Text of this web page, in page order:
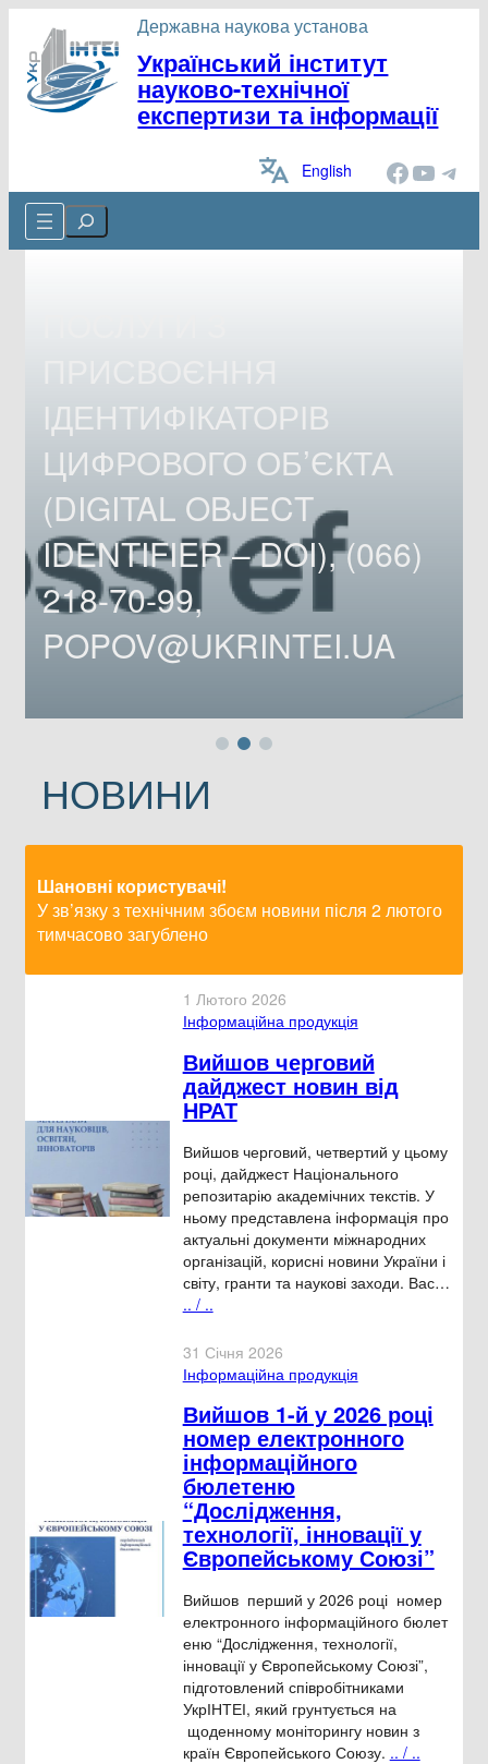
вмісту
Державна наукова установа
Український інститут
науково-технічної
експертизи та інформації
English Facebook YouTube Telegram
Cerca
ІДЕНТИФІКАТОРІВ
ЦИФРОВОГО ОБ’ЄКТА
(DIGITAL OBJECT
IDENTIFIER – DOI), (066)
218-70-99,
POPOV@UKRINTEI.UA
НОВИНИ
Шановні користувачі!
У зв’язку з технічним збоєм новини після 2 лютого
тимчасово загублено
1 Лютого 2026
Інформаційна продукція
Вийшов черговий
дайджест новин від
НРАТ
Вийшов черговий, четвертий у цьому
році, дайджест Національного
репозитарію академічних текстів. У
ньому представлена інформація про
актуальні документи міжнародних
організацій, корисні новини України і
світу, гранти та наукові заходи. Вас…
.. / ..
31 Січня 2026
Інформаційна продукція
Вийшов 1-й у 2026 році
номер електронного
інформаційного
бюлетеню
“Дослідження,
технології, інновації у
Європейському Союзі”
Вийшов перший у 2026 році номер
електронного інформаційного бюлет
еню “Дослідження, технології,
інновації у Європейському Союзі”,
підготовлений співробітниками
УкрІНТЕІ, який грунтується на
щоденному моніторингу новин з
країн Європейського Союзу. .. / ..